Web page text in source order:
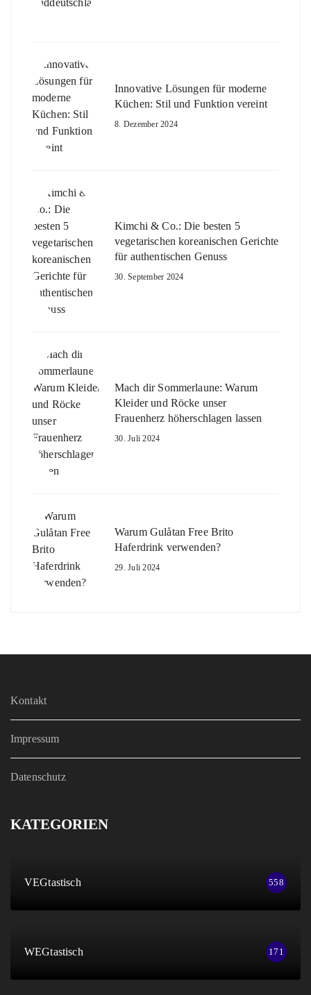
Innovative Lösungen für moderne
Küchen: Stil und Funktion vereint
8. Dezember 2024
Kimchi & Co.: Die besten 5
vegetarischen koreanischen Gerichte
für authentischen Genuss
30. September 2024
Mach dir Sommerlaune: Warum
Kleider und Röcke unser
Frauenherz höherschlagen lassen
30. Juli 2024
Warum Gulåtan Free Brito
Haferdrink verwenden?
29. Juli 2024
Kontakt
Impressum
Datenschutz
KATEGORIEN
VEGtastisch 558
WEGtastisch 171